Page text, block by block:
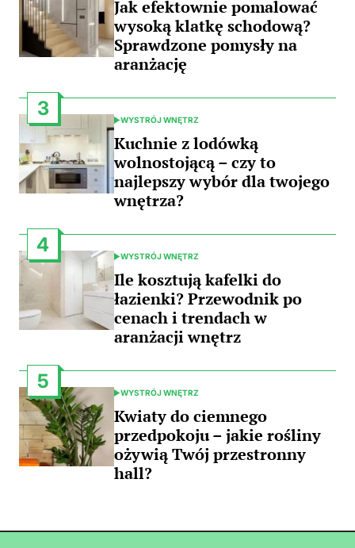
Jak efektownie pomalować
wysoką klatkę schodową?
Sprawdzone pomysły na
aranżację
3
POSTED
IN
WYSTRÓJ WNĘTRZ
Kuchnie z lodówką
wolnostojącą – czy to
najlepszy wybór dla twojego
wnętrza?
4
POSTED
IN
WYSTRÓJ WNĘTRZ
Ile kosztują kafelki do
łazienki? Przewodnik po
cenach i trendach w
aranżacji wnętrz
5
POSTED
IN
WYSTRÓJ WNĘTRZ
Kwiaty do ciemnego
przedpokoju – jakie rośliny
ożywią Twój przestronny
hall?